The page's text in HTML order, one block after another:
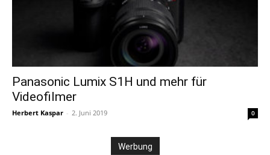
Panasonic Lumix S1H und mehr für
Videofilmer
Herbert Kaspar - 2. Juni 2019 0
Werbung